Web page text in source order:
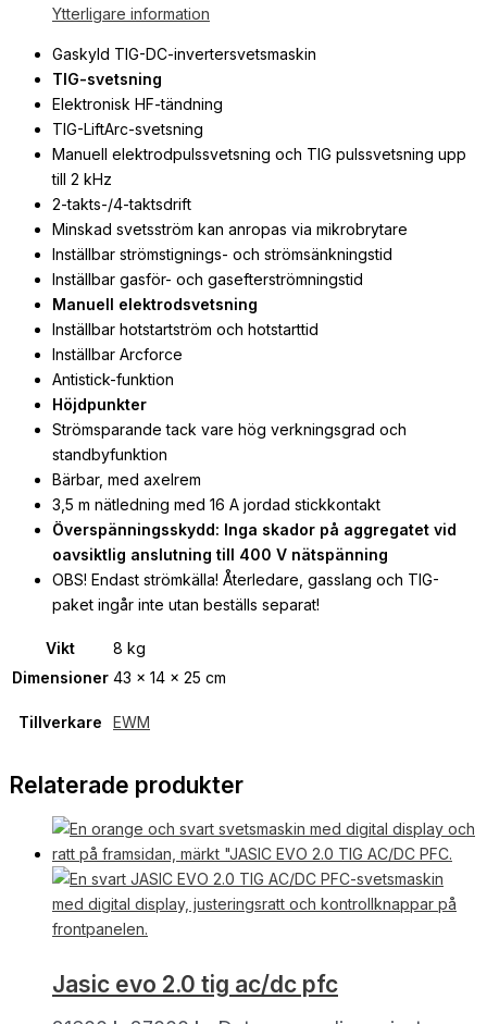
Ytterligare information
Gaskyld TIG-DC-invertersvetsmaskin
TIG-svetsning
Elektronisk HF-tändning
TIG-LiftArc-svetsning
Manuell elektrodpulssvetsning och TIG pulssvetsning upp
till 2 kHz
2-takts-/4-taktsdrift
Minskad svetsström kan anropas via mikrobrytare
Inställbar strömstignings- och strömsänkningstid
Inställbar gasför- och gasefterströmningstid
Manuell elektrodsvetsning
Inställbar hotstartström och hotstarttid
Inställbar Arcforce
Antistick-funktion
Höjdpunkter
Strömsparande tack vare hög verkningsgrad och
standbyfunktion
Bärbar, med axelrem
3,5 m nätledning med 16 A jordad stickkontakt
Överspänningsskydd: Inga skador på aggregatet vid
oavsiktlig anslutning till 400 V nätspänning
OBS! Endast strömkälla! Återledare, gasslang och TIG-
paket ingår inte utan beställs separat!
Vikt
8 kg
Dimensioner 43 × 14 × 25 cm
Tillverkare EWM
Relaterade produkter
Jasic evo 2.0 tig ac/dc pfc